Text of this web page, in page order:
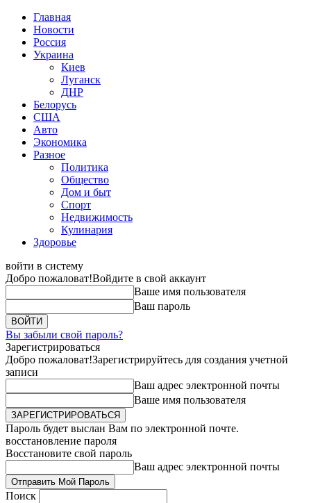
Главная
Новости
Россия
Украина
Киев
Луганск
ДНР
Белорусь
США
Авто
Экономика
Разное
Политика
Общество
Дом и быт
Спорт
Недвижимость
Кулинария
Здоровье
войти в систему
Добро пожаловат!Войдите в свой аккаунт
Ваше имя пользователя
Ваш пароль
Вы забыли свой пароль?
Зарегистрироваться
Добро пожаловат!Зарегистрируйтесь для создания учетной
записи
Ваш адрес электронной почты
Ваше имя пользователя
Пароль будет выслан Вам по электронной почте.
восстановление пароля
Восстановите свой пароль
Ваш адрес электронной почты
Поиск